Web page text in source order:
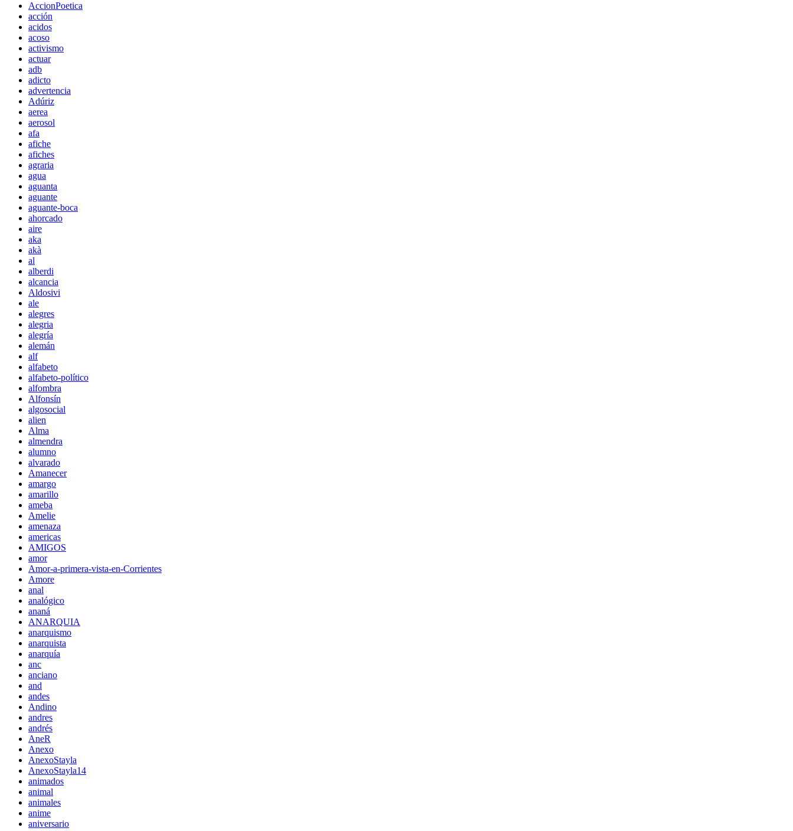
AccionPoetica
acción
acidos
acoso
activismo
actuar
adb
adicto
advertencia
Adúriz
aerea
aerosol
afa
afiche
afiches
agraria
agua
aguanta
aguante
aguante-boca
ahorcado
aire
aka
akà
al
alberdi
alcancia
Aldosivi
ale
alegres
alegria
alegría
alemán
alf
alfabeto
alfabeto-político
alfombra
Alfonsín
algosocial
alien
Alma
almendra
alumno
alvarado
Amanecer
amargo
amarillo
ameba
Amelie
amenaza
americas
AMIGOS
amor
Amor-a-primera-vista-en-Corrientes
Amore
anal
analógico
ananá
ANARQUIA
anarquismo
anarquista
anarquía
anc
anciano
and
andes
Andino
andres
andrés
AneR
Anexo
AnexoStayla
AnexoStayla14
animados
animal
animales
anime
aniversario